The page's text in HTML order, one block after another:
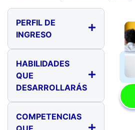
PERFIL DE
INGRESO
HABILIDADES
QUE
DESARROLLARÁS
asertiva
COMPETENCIAS